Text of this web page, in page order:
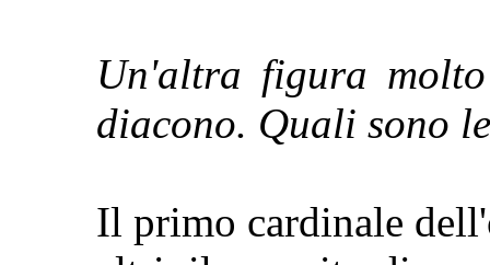
Un'altra figura
diacono. Quali sono
Il primo cardinale